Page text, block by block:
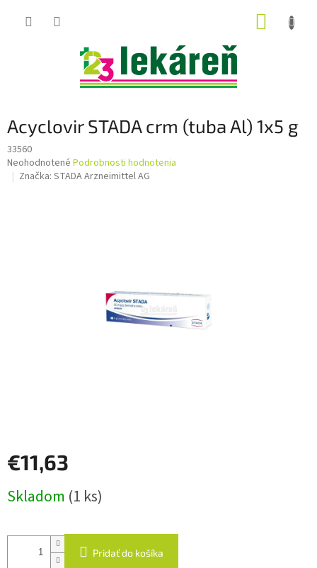
Acyclovir STADA crm (tuba Al) 1x5 g
33560
Priemerné
hodnotenie
Neohodnotené Podrobnosti hodnotenia
Značka: STADA Arzneimittel AG
€11,63
cena:
Skladom (1 ks)
Pridať do košíka